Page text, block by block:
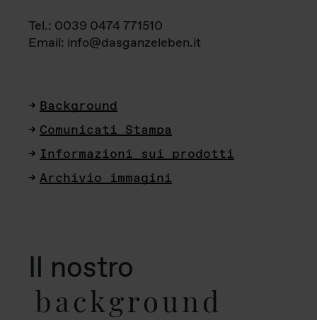
Tel.: 0039 0474 771510
Email: info@dasganzeleben.it
Background
Comunicati Stampa
Informazioni sui prodotti
Archivio immagini
Il nostro
background